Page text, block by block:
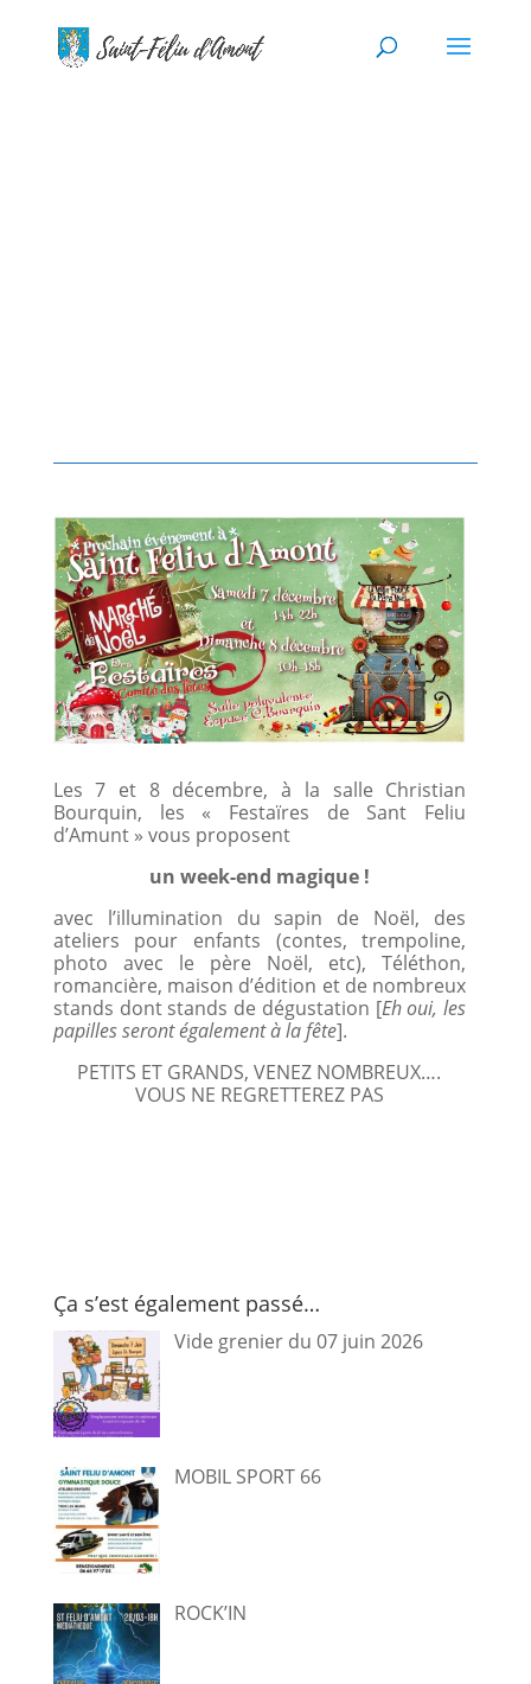
Les 7 et 8 décembre, à la salle Christian
Bourquin, les « Festaïres de Sant Feliu
d’Amunt » vous proposent
un week-end magique !
avec l’illumination du sapin de Noël, des
ateliers pour enfants (contes, trempoline,
photo avec le père Noël, etc), Téléthon,
romancière, maison d’édition et de nombreux
stands dont stands de dégustation [Eh oui, les
papilles seront également à la fête].
PETITS ET GRANDS, VENEZ NOMBREUX….
VOUS NE REGRETTEREZ PAS
Ça s’est également passé…
Vide grenier du 07 juin 2026
MOBIL SPORT 66
ROCK’IN